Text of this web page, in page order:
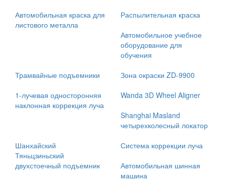
Автомобильная краска для
листового металла
Распылительная краска
Автомобильное учебное
оборудование для
обучения
Трамвайные подъемники
Зона окраски ZD-9900
1-лучевая односторонняя
наклонная коррекция луча
Wanda 3D Wheel Aligner
Shanghai Masland
четырехколесный локатор
Шанхайский
Тяньцзиньский
двухстоечный подъемник
Система коррекции луча
Автомобильная шинная
машина